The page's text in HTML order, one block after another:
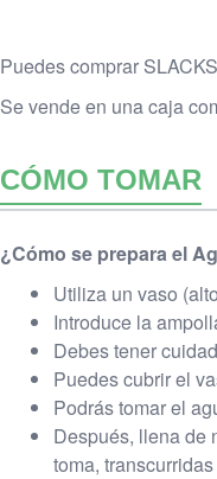
Puedes comprar
Se vende en una caja
CÓMO TOMAR
¿Cómo se prepara el
Utiliza un vaso
Introduce la
Debes tener
Puedes cubrir el
Podrás tomar el
Después, llena de
toma,